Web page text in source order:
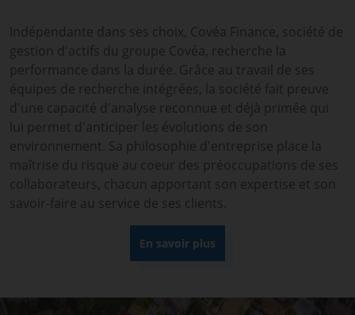
Indépendante dans ses choix, Covéa Finance, société de
gestion d'actifs du groupe Covéa, recherche la
performance dans la durée. Grâce au travail de ses
équipes de recherche intégrées, la société fait preuve
d'une capacité d'analyse reconnue et déjà primée qui
lui permet d'anticiper les évolutions de son
environnement. Sa philosophie d'entreprise place la
maîtrise du risque au coeur des préoccupations de ses
collaborateurs, chacun apportant son expertise et son
savoir-faire au service de ses clients.
En savoir plus